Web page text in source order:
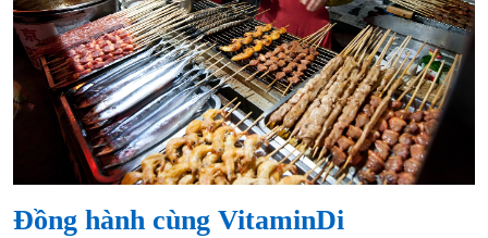
Đồng hành cùng VitaminDi